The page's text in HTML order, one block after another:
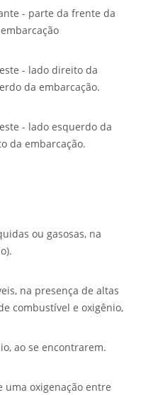
- parte da frente da
- lado direito da
da embarcação.
- lado esquerdo da
da embarcação.
ou gasosas, na
na presença de altas
combustível e oxigênio,
ao se encontrarem.
uma oxigenação entre